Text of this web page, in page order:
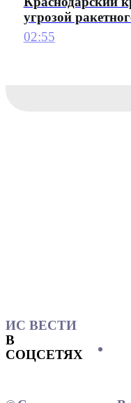
угрозой
02:55
ИС ВЕСТИ
В
СОЦСЕТЯХ